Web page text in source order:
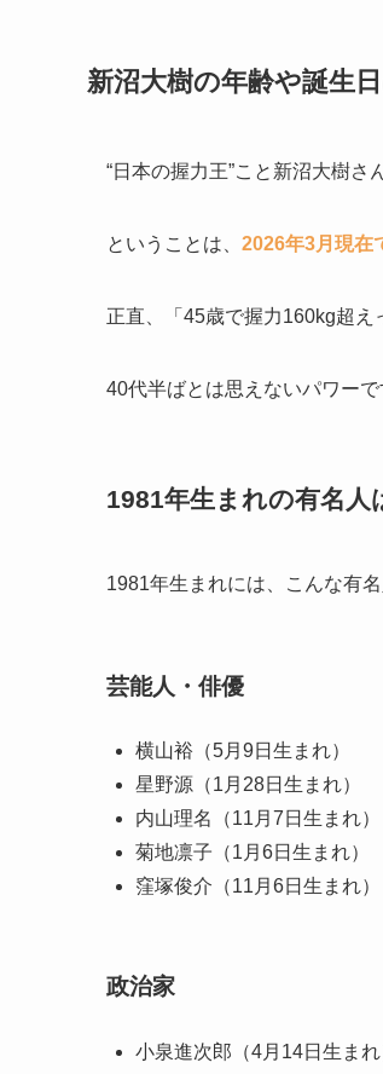
新沼大樹の年齢や誕生
“日本の握力王”こと新沼大樹さ
ということは、 2026年3月現在
正直、「45歳で握力160kg超え
40代半ばとは思えないパワー
1981年生まれの有名人
1981年生まれには、こんな有名
芸能人・俳優
横山裕（5月9日生まれ）
星野源（1月28日生まれ）
内山理名（11月7日生まれ）
菊地凛子（1月6日生まれ）
窪塚俊介（11月6日生まれ）
政治家
小泉進次郎（4月14日生まれ